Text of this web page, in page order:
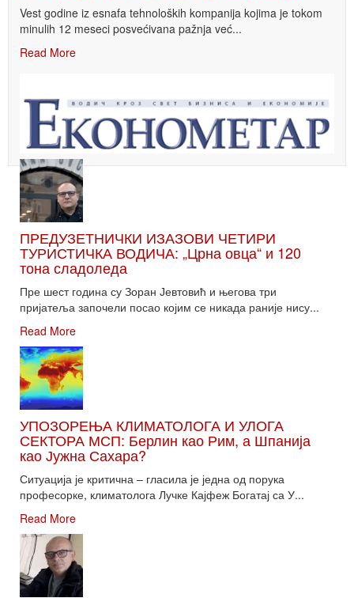
Vest godine iz esnafa tehnoloških kompanija kojima je tokom
minulih 12 meseci posvećivana pažnja već...
Read More
ПРЕДУЗЕТНИЧКИ ИЗАЗОВИ ЧЕТИРИ
ТУРИСТИЧКА ВОДИЧА: „Црна овца“ и 120
тона сладоледа
Пре шест година су Зоран Јевтовић и његова три
пријатеља започели посао којим се никада раније нису...
Read More
УПОЗОРЕЊА КЛИМАТОЛОГА И УЛОГА
СЕКТОРА МСП: Берлин као Рим, а Шпанија
као Јужна Сахара?
Ситуација је критична – гласила је једна од порука
професорке, климатолога Лучке Кајфеж Богатај са У...
Read More